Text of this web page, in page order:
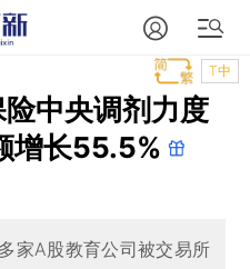
T中
中央调剂力度
增长55.5%
家A股教育公司被交易所